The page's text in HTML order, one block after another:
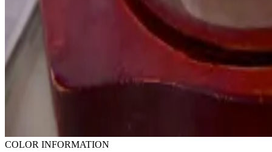
COLOR INFORMATION